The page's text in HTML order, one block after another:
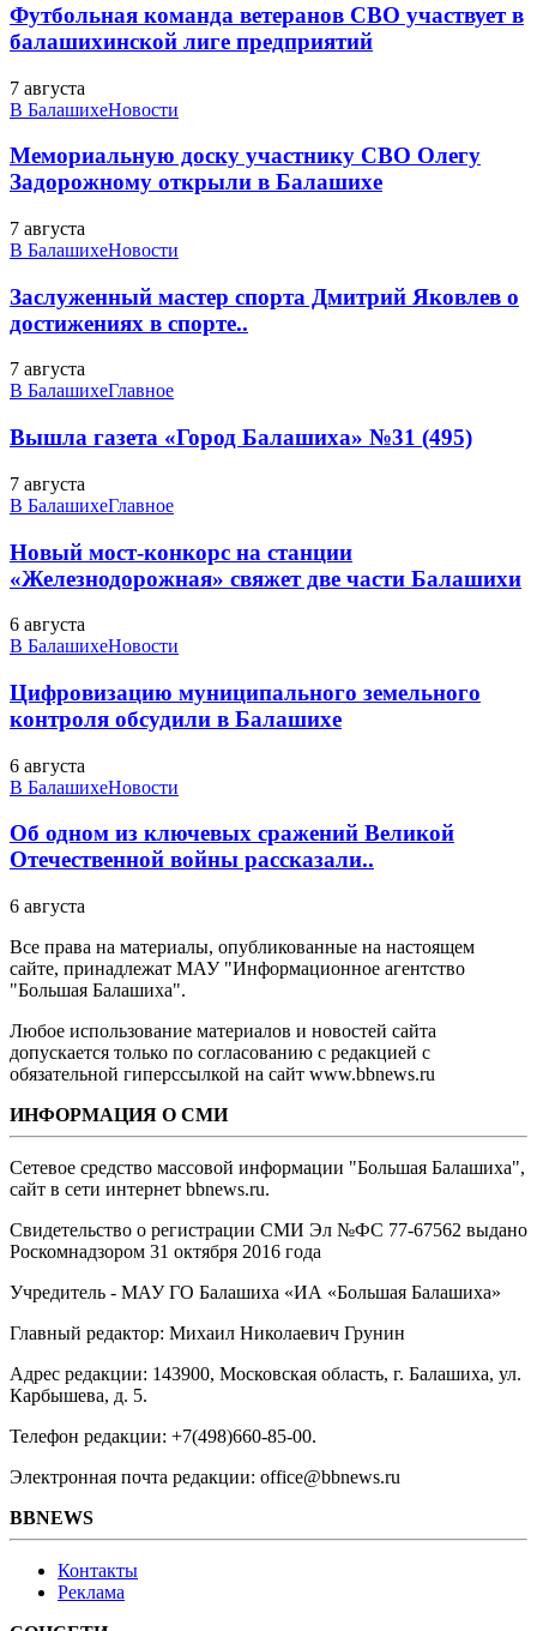
Футбольная команда ветеранов СВО участвует в
балашихинской лиге предприятий
7 августа
В БалашихеНовости
Мемориальную доску участнику СВО Олегу
Задорожному открыли в Балашихе
7 августа
В БалашихеНовости
Заслуженный мастер спорта Дмитрий Яковлев о
достижениях в спорте..
7 августа
В БалашихеГлавное
Вышла газета «Город Балашиха» №31 (495)
7 августа
В БалашихеГлавное
Новый мост-конкорс на станции
«Железнодорожная» свяжет две части Балашихи
6 августа
В БалашихеНовости
Цифровизацию муниципального земельного
контроля обсудили в Балашихе
6 августа
В БалашихеНовости
Об одном из ключевых сражений Великой
Отечественной войны рассказали..
6 августа
Все права на материалы, опубликованные на настоящем
сайте, принадлежат МАУ "Информационное агентство
"Большая Балашиха".
Любое использование материалов и новостей сайта
допускается только по согласованию с редакцией с
обязательной гиперссылкой на сайт www.bbnews.ru
ИНФОРМАЦИЯ О СМИ
Сетевое средство массовой информации "Большая Балашиха",
сайт в сети интернет bbnews.ru.
Свидетельство о регистрации СМИ Эл №ФС ‎77-67562 выдано
Роскомнадзором 31 октября 2016 года
Учредитель - МАУ ГО Балашиха «ИА «Большая Балашиха»
Главный редактор: Михаил Николаевич Грунин
Адрес редакции: 143900, Московская область, г. Балашиха, ул.
Карбышева, д. 5.
Телефон редакции: +7(498)660-85-00.
Электронная почта редакции: office@bbnews.ru
BBNEWS
Контакты
Реклама